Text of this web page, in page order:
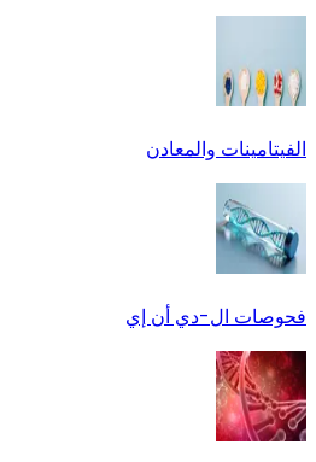
الفيتامينات والمعادن
فحوصات ال-دي أن إي